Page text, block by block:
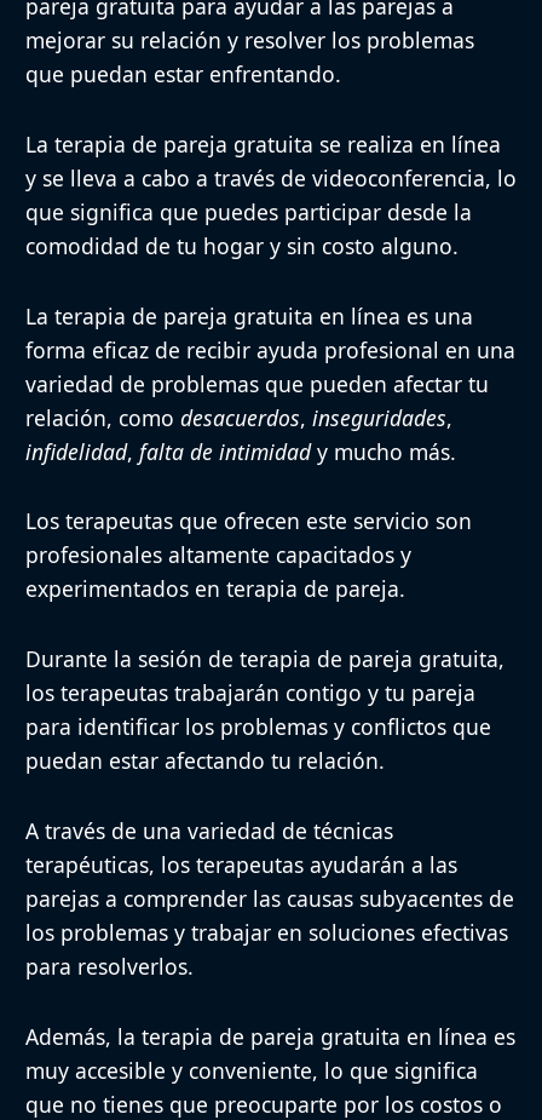
pareja gratuita para ayudar a las parejas a
mejorar su relación y resolver los problemas
que puedan estar enfrentando.
La terapia de pareja gratuita se realiza en línea
y se lleva a cabo a través de videoconferencia, lo
que significa que puedes participar desde la
comodidad de tu hogar y sin costo alguno.
La terapia de pareja gratuita en línea es una
forma eficaz de recibir ayuda profesional en una
variedad de problemas que pueden afectar tu
relación, como desacuerdos, inseguridades,
infidelidad, falta de intimidady mucho más.
Los terapeutas que ofrecen este servicio son
profesionales altamente capacitados y
experimentados en terapia de pareja.
Durante la sesión de terapia de pareja gratuita,
los terapeutas trabajarán contigo y tu pareja
para identificar los problemas y conflictos que
puedan estar afectando tu relación.
A través de una variedad de técnicas
terapéuticas, los terapeutas ayudarán a las
parejas a comprender las causas subyacentes de
los problemas y trabajar en soluciones efectivas
para resolverlos.
Además, la terapia de pareja gratuita en línea es
muy accesible y conveniente, lo que significa
que no tienes que preocuparte por los costos o